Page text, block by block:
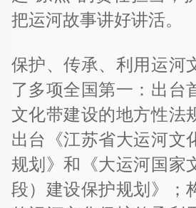
把运河故事讲好讲活。
保护、传承、利用运河
了多项全国第一：出台
文化带建设的地方性法
出台《江苏省大运河文
规划》和《大运河国家
段）建设保护规划》；